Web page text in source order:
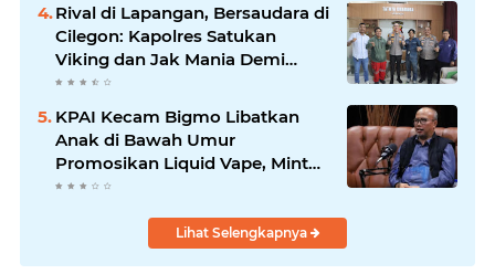
Rival di Lapangan, Bersaudara di
Cilegon: Kapolres Satukan
Viking dan Jak Mania Demi
Nobar Damai Piala Presiden
KPAI Kecam Bigmo Libatkan
Anak di Bawah Umur
Promosikan Liquid Vape, Minta
Aparat Bertindak Tegas
Lihat Selengkapnya